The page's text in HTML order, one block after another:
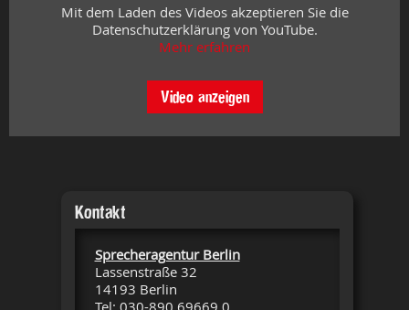
Mit dem Laden des Videos akzeptieren Sie die
Datenschutzerklärung von YouTube.
Mehr erfahren
Video anzeigen
Kontakt
Sprecheragentur Berlin
Lassenstraße 32
14193 Berlin